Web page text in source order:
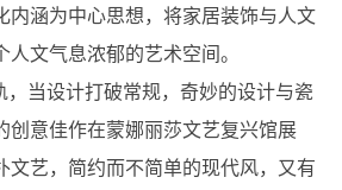
内涵为中心思想，将家居装饰与人文
文气息浓郁的艺术空间。
，当设计打破常规，奇妙的设计与瓷
创意佳作在蒙娜丽莎文艺复兴馆展
文艺，简约而不简单的现代风，又有